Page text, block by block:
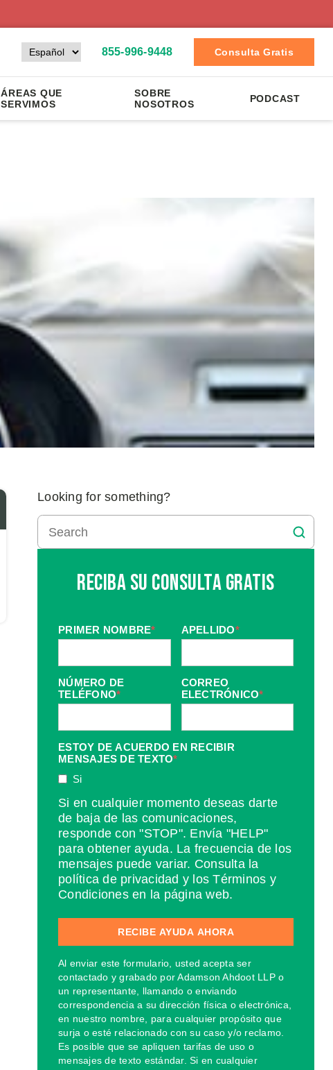
855-996-9448 Consulta Gratis
ÁREAS QUE
SERVIMOS
SOBRE
NOSOTROS
PODCAST
Looking for something?
Reciba Su Consulta Gratis
PRIMER NOMBRE* APELLIDO*
NÚMERO DE
TELÉFONO*
CORREO
ELECTRÓNICO*
ESTOY DE ACUERDO EN RECIBIR
MENSAJES DE TEXTO*
Si
Si en cualquier momento deseas darte
de baja de las comunicaciones,
responde con "STOP". Envía "HELP"
para obtener ayuda. La frecuencia de los
mensajes puede variar. Consulta la
política de privacidad y los Términos y
Condiciones en la página web.
Al enviar este formulario, usted acepta ser
contactado y grabado por Adamson Ahdoot LLP o
un representante, llamando o enviando
correspondencia a su dirección física o electrónica,
en nuestro nombre, para cualquier propósito que
surja o esté relacionado con su caso y/o reclamo.
Es posible que se apliquen tarifas de uso o
mensajes de texto estándar. Si en cualquier